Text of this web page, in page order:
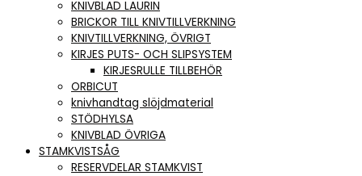
KNIVBLAD LAURIN
BRICKOR TILL KNIVTILLVERKNING
KNIVTILLVERKNING, ÖVRIGT
KIRJES PUTS- OCH SLIPSYSTEM
KIRJESRULLE TILLBEHÖR
ORBICUT
knivhandtag slöjdmaterial
STÖDHYLSA
KNIVBLAD ÖVRIGA
STAMKVISTSÅG
RESERVDELAR STAMKVIST